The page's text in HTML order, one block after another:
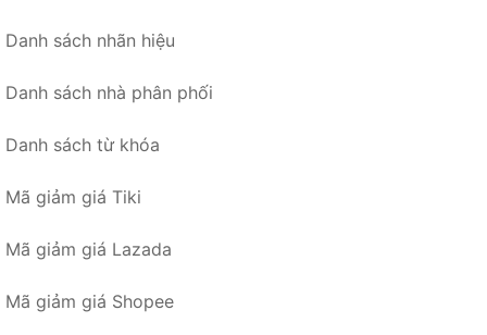
Danh sách nhãn hiệu
Danh sách nhà phân phối
Danh sách từ khóa
Mã giảm giá Tiki
Mã giảm giá Lazada
Mã giảm giá Shopee